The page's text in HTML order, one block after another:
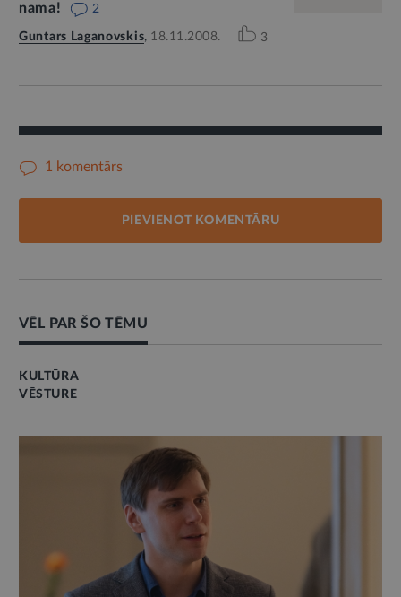
nama!
2
Guntars Laganovskis, 18.11.2008. 3
1 komentārs
PIEVIENOT KOMENTĀRU
VĒL PAR ŠO TĒMU
KULTŪRA
VĒSTURE